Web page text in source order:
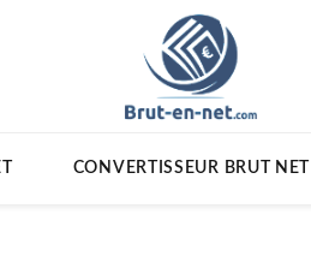
CONVERTISSEUR BRUT